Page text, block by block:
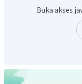
mengungkapkan
etika profesi
Jadi, jawaban yang
Buka akses